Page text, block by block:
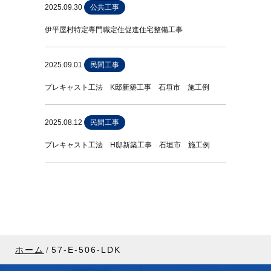
2025.09.30 公共工事
伊平屋村特定専門職定住促進住宅整備工事
2025.09.01 民間工事
プレキャスト工法 K邸新築工事 石垣市 施工例
2025.08.12 民間工事
プレキャスト工法 H邸新築工事 石垣市 施工例
ホーム 57-E-506-LDK